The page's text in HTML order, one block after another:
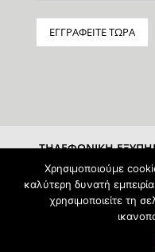
ΤΗΛΕΦΩΝΙΚΗ
ΣΑΒ
Χρησιμοποιούμε
καλύτερη δυνατή
χρησιμοποιείτε τη